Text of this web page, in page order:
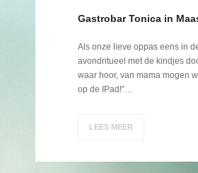
Gastrobar Tonica in
Als onze lieve oppas eens in
avondritueel met de kindjes
waar hoor, van mama mogen
op de IPad!”…
LEES MEER